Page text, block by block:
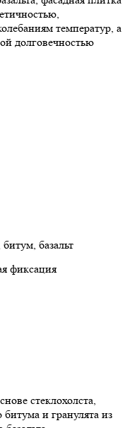
температур, а
долговечностью
базальт
фиксация
стеклохолста,
и гранулята из